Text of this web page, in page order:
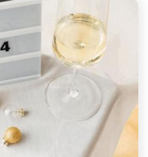
en 2024: 5 tendencias a